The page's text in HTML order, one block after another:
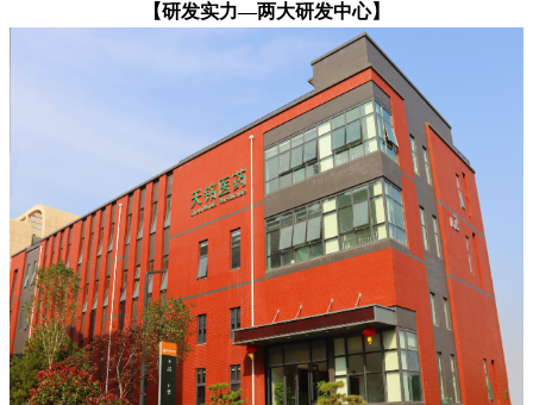
【研发实力—两大研发中心】